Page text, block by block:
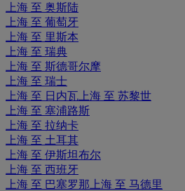
上海 至 奥斯陆
上海 至 葡萄牙
上海 至 里斯本
上海 至 瑞典
上海 至 斯德哥尔摩
上海 至 瑞士
上海 至 日内瓦 上海 至 苏黎世
上海 至 塞浦路斯
上海 至 拉纳卡
上海 至 土耳其
上海 至 伊斯坦布尔
上海 至 西班牙
上海 至 巴塞罗那 上海 至 马德里